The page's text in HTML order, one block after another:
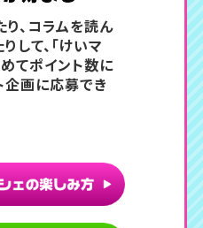
、コラムを読ん
して、 「けいマ
てポイント数に
企画に応募でき